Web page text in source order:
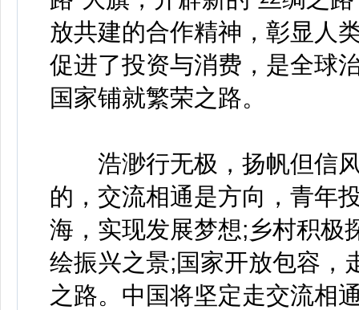
放共建的合作精神，彰显人
促进了投资与消费，是全球
国家铺就繁荣之路。
浩渺行无极，扬帆但信风
的，交流相通是方向，青年
海，实现发展梦想;乡村积极
绘振兴之景;国家开放包容，
之路。中国将坚定走交流相